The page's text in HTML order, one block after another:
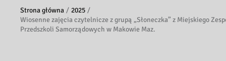
Strona główna
2025
Wiosenne zajęcia czytelnicze z grupą „Słoneczka” z Miejskiego
Przedszkoli Samorządowych w Makowie Maz.